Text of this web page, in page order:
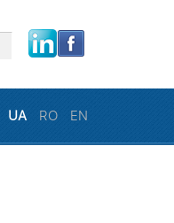
UA RO EN